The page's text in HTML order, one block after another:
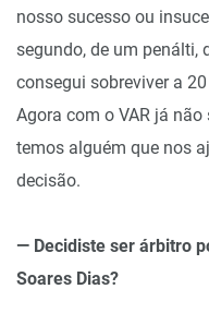
nosso sucesso ou
segundo, de um penálti,
consegui sobreviver a
Agora com o VAR já
temos alguém que nos
decisão.
— Decidiste ser árbitro
Soares Dias?